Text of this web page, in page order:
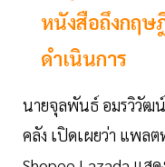
หนังสือถึงกฤษ
ดำเนินการ
นายจุลพันธ์ อมรวิวัฒน์
คลัง เปิดเผยว่า แพล